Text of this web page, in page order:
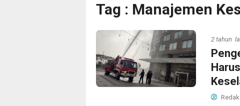
Tag : Manajemen
2 tahun